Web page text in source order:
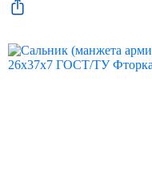
Контакты
Доставка